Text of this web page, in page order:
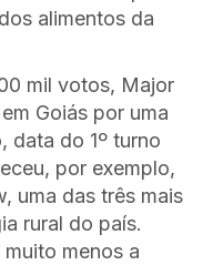
alimentos da
mil votos, Major
Goiás por uma
data do 1º turno
por exemplo,
uma das três mais
rural do país.
menos a